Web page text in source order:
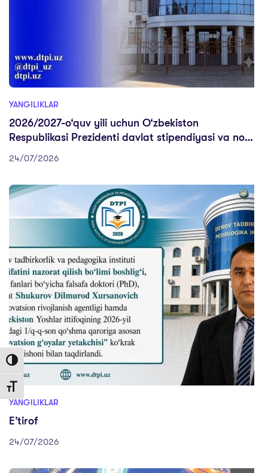
Toggle High Contrast
Toggle Font size
YANGILIKLAR
2026/2027-o‘quv yili uchun O‘zbekiston
Respublikasi Prezidenti davlat stipendiyasi va nomli
davlat stipendiyalari tanlovi institut bosqichi bo’lib
o’tadi.(Islom Karimov, Navoiy, Bobur, Pahlavon
stipendiyasiga nomzodlar (bakalavriat) uchun.
24/07/2026
YANGILIKLAR
E’tirof
24/07/2026